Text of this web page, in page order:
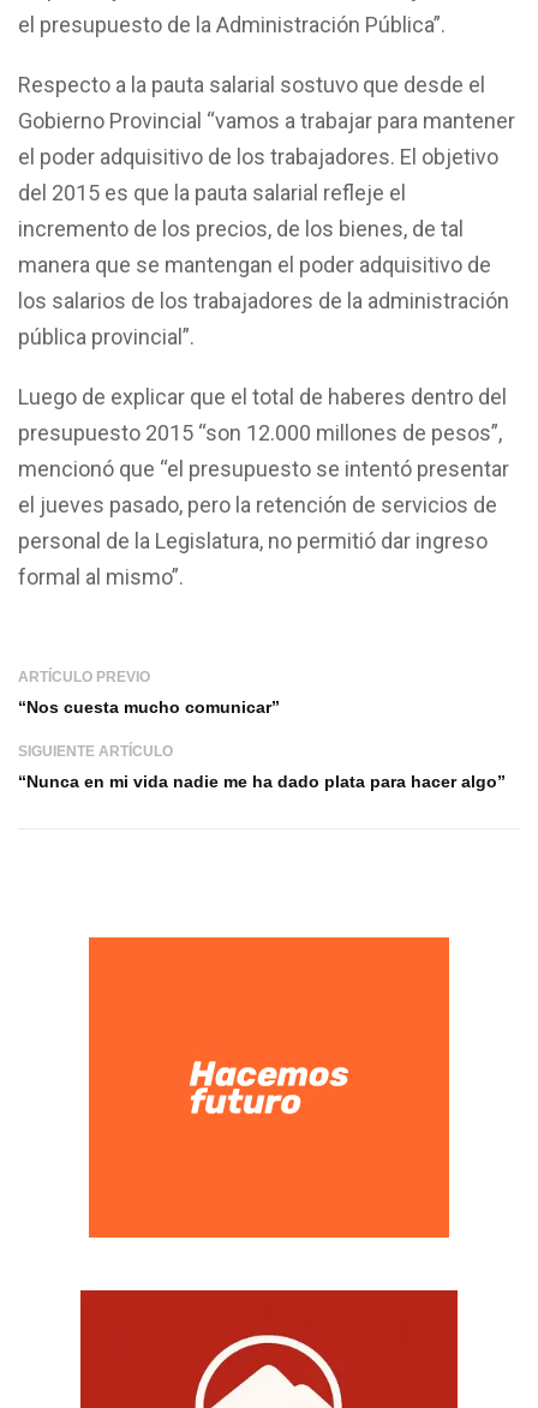
el presupuesto de la Administración Pública”.
Respecto a la pauta salarial sostuvo que desde el
Gobierno Provincial “vamos a trabajar para mantener
el poder adquisitivo de los trabajadores. El objetivo
del 2015 es que la pauta salarial refleje el
incremento de los precios, de los bienes, de tal
manera que se mantengan el poder adquisitivo de
los salarios de los trabajadores de la administración
pública provincial”.
Luego de explicar que el total de haberes dentro del
presupuesto 2015 “son 12.000 millones de pesos”,
mencionó que “el presupuesto se intentó presentar
el jueves pasado, pero la retención de servicios de
personal de la Legislatura, no permitió dar ingreso
formal al mismo”.
ARTÍCULO PREVIO
“Nos cuesta mucho comunicar”
SIGUIENTE ARTÍCULO
“Nunca en mi vida nadie me ha dado plata para hacer algo”